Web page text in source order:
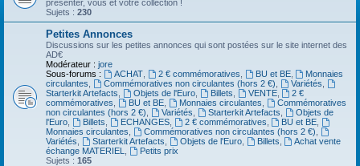
présenter, vous et votre collection !
Sujets : 230
Petites Annonces
Discussions sur les petites annonces qui sont postées sur le site internet des
AD€
Modérateur : jore
Sous-forums :
ACHAT, 2 € commémoratives BU et BE,
Monnaies
circulantes
Commémoratives non circulantes (hors 2 €) Variétés
Starterkit Artefacts
Objets de l'Euro, Billets VENTE,
2 €
commémoratives
BU et BE, Monnaies circulantes
Commémoratives
non circulantes (hors 2 €)
Variétés Starterkit Artefacts
Objets de
l'Euro
Billets ECHANGES, 2 € commémoratives BU et BE
Monnaies circulantes
Commémoratives non circulantes (hors 2 €)
Variétés
Starterkit Artefacts Objets de l'Euro, Billets
Achat vente
échange MATERIEL
Petits prix
Sujets : 165